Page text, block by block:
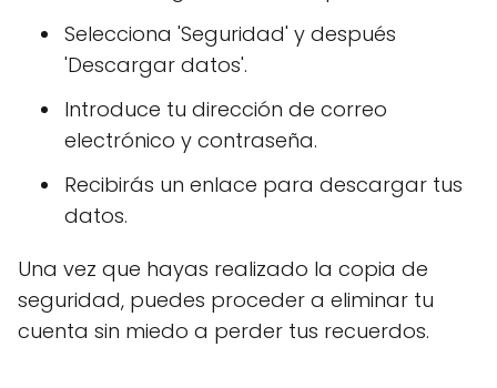
Selecciona 'Seguridad' y después
'Descargar datos'.
Introduce tu dirección de correo
electrónico y contraseña.
Recibirás un enlace para descargar tus
datos.
Una vez que hayas realizado la copia de
seguridad, puedes proceder a eliminar tu
cuenta sin miedo a perder tus recuerdos.